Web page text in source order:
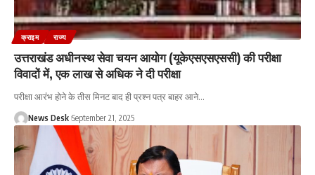
क्राइम राज्य
उत्तराखंड अधीनस्थ सेवा चयन आयोग (यूकेएसएसएससी) की परीक्षा
विवादों में, एक लाख से अधिक ने दी परीक्षा
परीक्षा आरंभ होने के तीस मिनट बाद ही प्रश्न पत्र बाहर आने…
News Desk September 21, 2025